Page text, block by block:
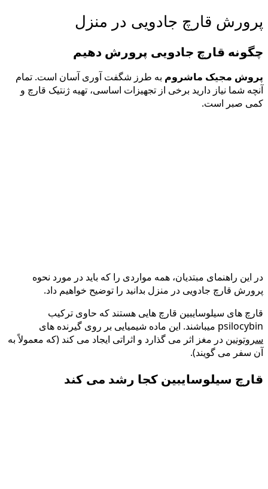
پرورش قارچ جادویی در منزل
چگونه قارچ جادویی پرورش دهیم
پروش مجیک ماشروم به طرز شگفت آوری آسان است. تمام
آنچه شما نیاز دارید برخی از تجهیزات اساسی، تهیه ژنتیک قارچ و
کمی صبر است.
در این راهنمای مبتدیان، همه مواردی را که باید در مورد نحوه
پرورش قارچ جادویی در منزل بدانید را توضیح خواهیم داد.
قارچ های سیلوسایبین قارچ هایی هستند که حاوی ترکیب
psilocybin میباشند. این ماده شیمیایی بر روی گیرنده های
سروتونین در مغز اثر می گذارد و اثراتی ایجاد می کند (که معمولاً به
آن سفر می گویند).
قارچ سیلوسایبین کجا رشد می کند